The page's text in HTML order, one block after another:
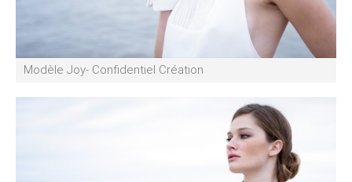
Modèle Joy- Confidentiel Création